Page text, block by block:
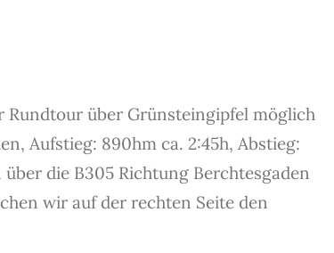
Rundtour über Grünsteingipfel möglich
Aufstieg: 890hm ca. 2:45h, Abstieg:
die B305 Richtung Berchtesgaden
wir auf der rechten Seite den